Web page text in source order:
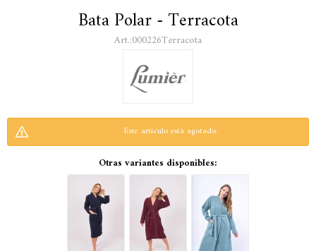
Bata Polar - Terracota
000226Terracota
Este artículo está agotado.
Otras variantes disponibles: